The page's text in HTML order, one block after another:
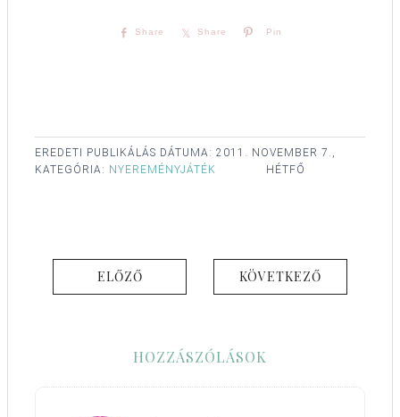
Share Share Pin
EREDETI PUBLIKÁLÁS DÁTUMA: 2011. NOVEMBER 7.,
HÉTFŐ
KATEGÓRIA: NYEREMÉNYJÁTÉK
ELŐZŐ KÖVETKEZŐ
HOZZÁSZÓLÁSOK